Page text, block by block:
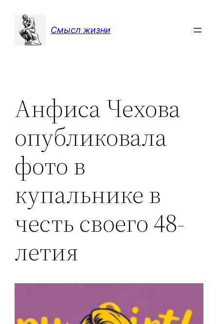
содержимому
Смысл жизни
Анфиса Чехова
опубликовала
фото в
купальнике в
честь своего 48-
летия